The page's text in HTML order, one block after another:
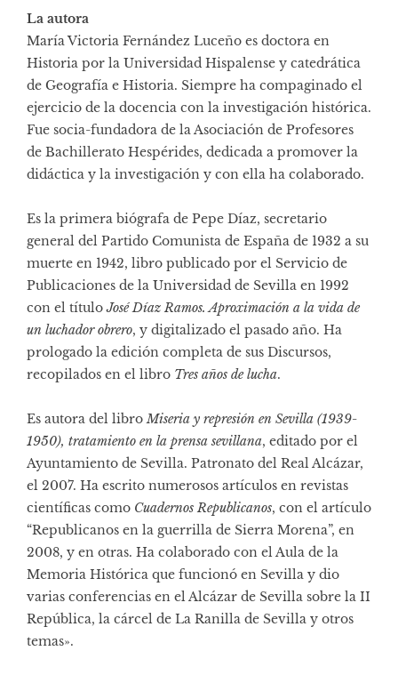
La autora
María Victoria Fernández Luceño es doctora en
Historia por la Universidad Hispalense y catedrática
de Geografía e Historia. Siempre ha compaginado el
ejercicio de la docencia con la investigación histórica.
Fue socia-fundadora de la Asociación de Profesores
de Bachillerato Hespérides, dedicada a promover la
didáctica y la investigación y con ella ha colaborado.
Es la primera biógrafa de Pepe Díaz, secretario
general del Partido Comunista de España de 1932 a su
muerte en 1942, libro publicado por el Servicio de
Publicaciones de la Universidad de Sevilla en 1992
con el títuloJosé Díaz Ramos. Aproximación a la vida de
un luchador obrero, y digitalizado el pasado año. Ha
prologado la edición completa de sus Discursos,
recopilados en el libro Tres años de lucha.
Es autora del libroMiseria y represión en Sevilla (1939-
1950), tratamiento en la prensa sevillana, editado por el
Ayuntamiento de Sevilla. Patronato del Real Alcázar,
el 2007. Ha escrito numerosos artículos en revistas
científicas como Cuadernos Republicanos, con el artículo
“Republicanos en la guerrilla de Sierra Morena”, en
2008, y en otras. Ha colaborado con el Aula de la
Memoria Histórica que funcionó en Sevilla y dio
varias conferencias en el Alcázar de Sevilla sobre la II
República, la cárcel de La Ranilla de Sevilla y otros
temas».